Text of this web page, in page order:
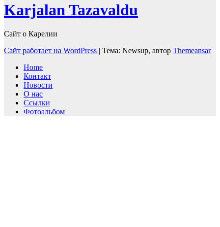
Karjalan Tazavaldu
Сайт о Карелии
Сайт работает на WordPress | Тема: Newsup, автор Themeansar
Home
Контакт
Новости
О нас
Ссылки
Фотоальбом